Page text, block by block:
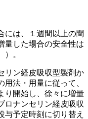
は、１週間以上の間
量した場合の安全性は
。
リン経皮吸収型製剤か
法・用量に従って、
り開始し、徐々に増量
ロナンセリン経皮吸収
与予定時刻に切り替え